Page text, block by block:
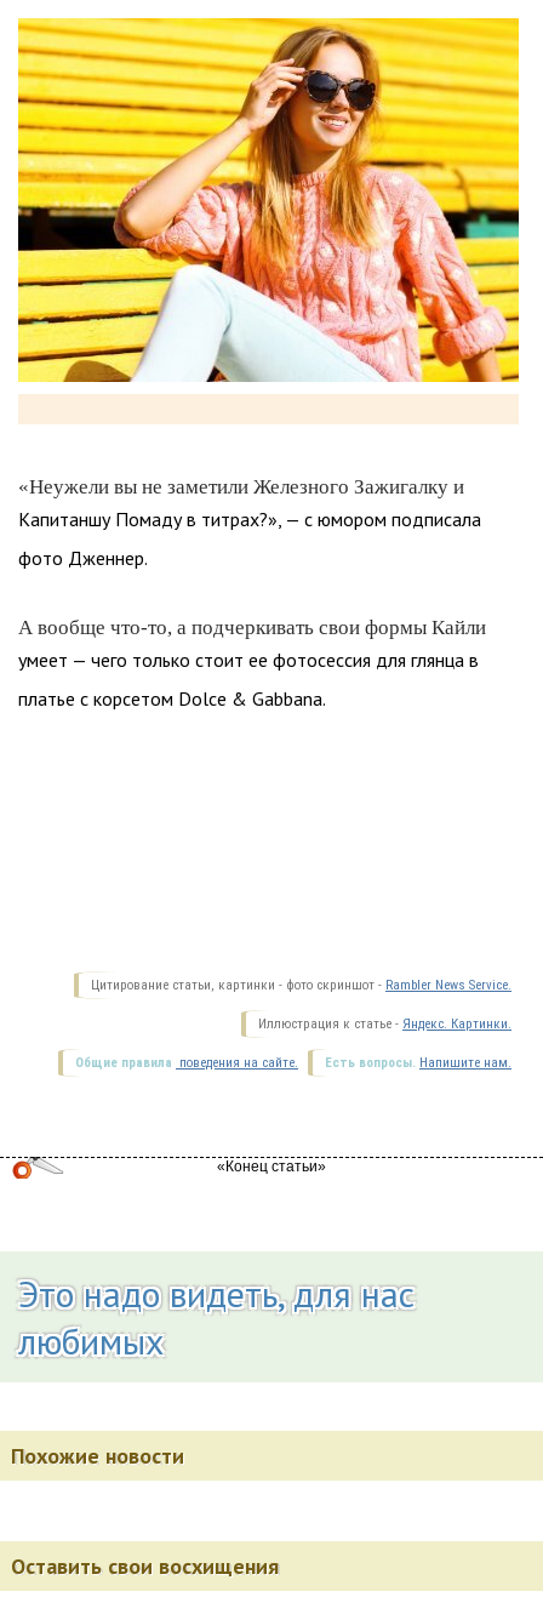
«Неужели вы не заметили Железного Зажигалку и
Капитаншу Помаду в титрах?», — с юмором подписала
фото Дженнер.
А вообще что-то, а подчеркивать свои формы Кайли
умеет — чего только стоит ее фотосессия для глянца в
платье с корсетом Dolce & Gabbana.
Цитирование статьи, картинки - фото скриншот - Rambler News Service.
Иллюстрация к статье - Яндекс. Картинки.
Есть вопросы. Напишите нам.
Общие правила поведения на сайте.
Это надо видеть, для нас
любимых
Похожие новости
Оставить свои восхищения